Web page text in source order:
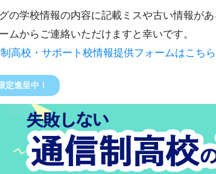
の学校情報の内容に記載ミスや古い情報が
ムからご連絡いただけますと幸いです。
高校・サポート校情報提供フォームはこちら
定進呈中！